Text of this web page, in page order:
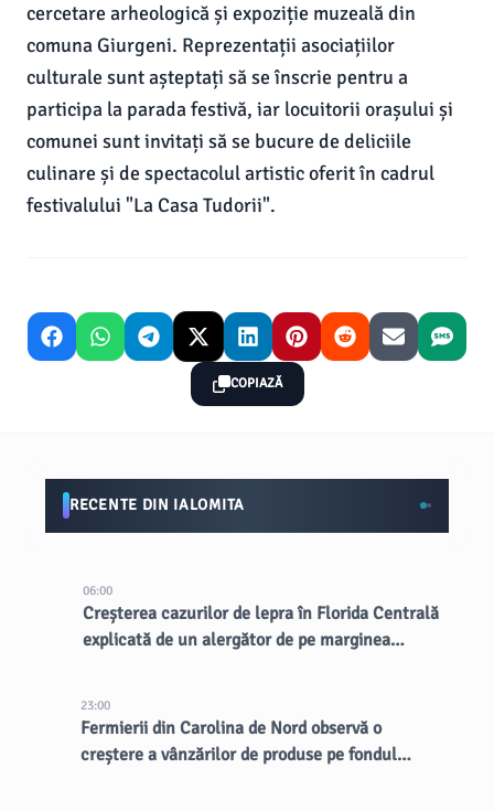
cercetare arheologică și expoziție muzeală din
comuna Giurgeni. Reprezentații asociațiilor
culturale sunt așteptați să se înscrie pentru a
participa la parada festivă, iar locuitorii orașului și
comunei sunt invitați să se bucure de deliciile
culinare și de spectacolul artistic oferit în cadrul
festivalului "La Casa Tudorii".
COPIAZĂ
RECENTE DIN IALOMITA
06:00
Creșterea cazurilor de lepra în Florida Centrală
explicată de un alergător de pe marginea
23:00
Fermierii din Carolina de Nord observă o
creștere a vânzărilor de produse pe fondul